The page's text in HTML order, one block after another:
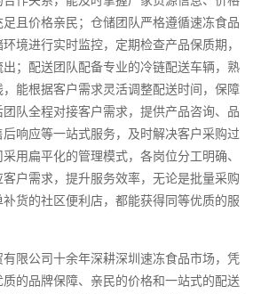
且价格亲民；仓储团队严格遵循速冻食品
境进行实时监控，定期检查产品保质期，
；配送团队配备专业的冷链配送车辆，熟
能根据客户需求灵活调整配送时间，保障
队全程对接客户需求，提供产品咨询、品
响应等一站式服务，及时解决客户采购过
用扁平化的管理模式，各岗位分工明确、
户需求，提升服务效率，无论是批量采购
货的社区便利店，都能获得同等优质的服
限公司十余年深耕深圳速冻食品市场，凭
的品牌保障、亲民的价格和一站式的配送